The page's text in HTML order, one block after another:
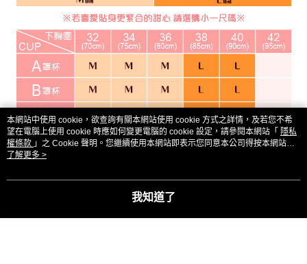
現貨參考庫存表
本網站中使用 cookie，欲查詢有關本網站使用 cookie 方式之詳情，及若您不希
望在電腦上使用 cookie 時應如何變更電腦的 cookie 設定，請參閱本網站「 隱私
權條款 」之 Cookie 聲明。您繼續使用本網站即表示您同意本公司得按本網站使
用條款之 Cookie 聲明使用 cookie。
了解更多 >
我知道了